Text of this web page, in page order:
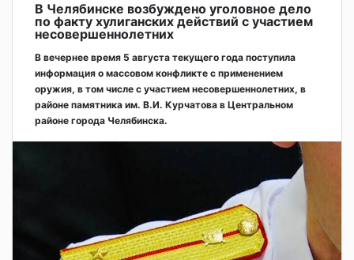
В Челябинске возбуждено уголовное дело
по факту хулиганских действий с участием
несовершеннолетних
В вечернее время 5 августа текущего года поступила
информация о массовом конфликте с применением
оружия, в том числе с участием несовершеннолетних, в
районе памятника им. В.И. Курчатова в Центральном
районе города Челябинска.